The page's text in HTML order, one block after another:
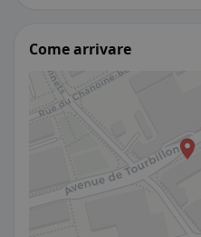
Come arrivare